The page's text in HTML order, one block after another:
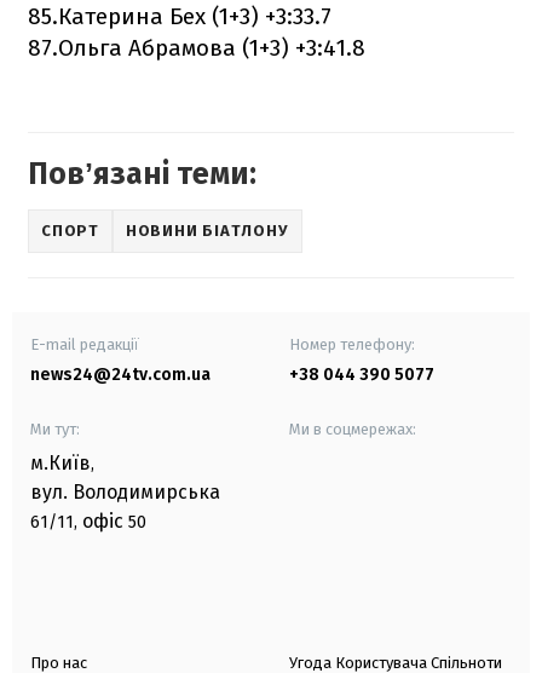
85.Катерина Бех (1+3) +3:33.7
87.Ольга Абрамова (1+3) +3:41.8
Повʼязані теми:
СПОРТ НОВИНИ БІАТЛОНУ
E-mail редакції
news24@24tv.com.ua
Номер телефону:
+38 044 390 5077
Ми тут:
м.Київ,
вул. Володимирська
61/11, офіс 50
Ми в соцмережах:
Про нас Угода Користувача Спільноти